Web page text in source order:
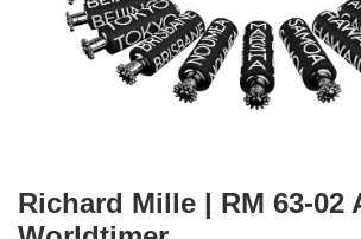
Richard Mille | RM 63-02